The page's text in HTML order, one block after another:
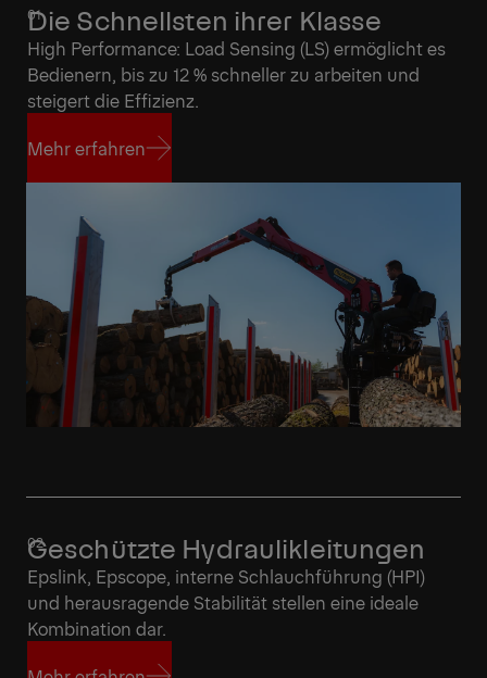
Die Schnellsten ihrer Klasse
High Performance: Load Sensing (LS) ermöglicht es
Bedienern, bis zu 12 % schneller zu arbeiten und
steigert die Effizienz.
Mehr erfahren
Mehr erfahren
Geschützte Hydraulikleitungen
Epslink, Epscope, interne Schlauchführung (HPI)
und herausragende Stabilität stellen eine ideale
Kombination dar.